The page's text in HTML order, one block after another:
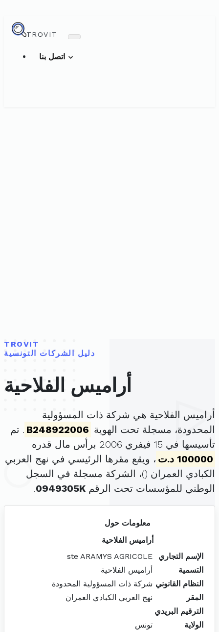
TROVIT
TROVIT
دليل الشركات التونسية
أراميس الفلاحية
أراميس الفلاحية هي شركة ذات المسؤولية
المحدودة، مسجلة تحت الهوية B248922006 . تم
تأسيسها في 15 فيفري 2006 برأس مال قدره
100000 د.ت
، ويقع مقرها الرئيسي في نهج العربي
الكبادي العمران ()، الشركة مسجلة في السجل
الوطني للمؤسسات تحت الرقم 0949305K
.
معلومات حول
أراميس الفلاحية
الإسم التجاري
ste ARAMYS AGRICOLE
التسمية
أراميس الفلاحية
النظام القانوني شركة ذات المسؤولية المحدودة
المقر
نهج العربي الكبادي العمران
الترقيم البريدي
الولاية
تونس